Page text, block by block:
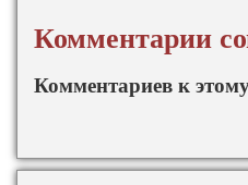
Комментарии
Комментариев к